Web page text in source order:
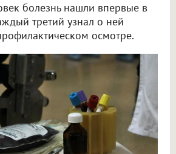
болезнь нашли впервые в
третий узнал о ней
осмотре.